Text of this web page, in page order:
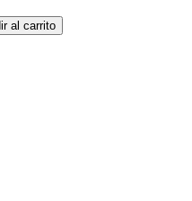
al carrito